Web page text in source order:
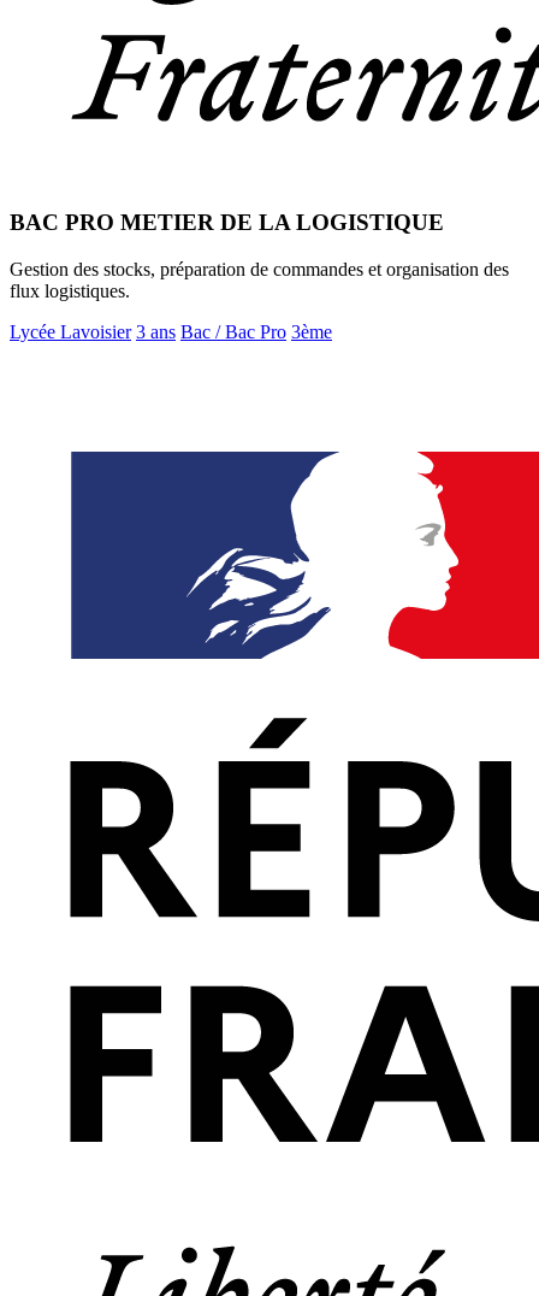
BAC PRO METIER DE LA LOGISTIQUE
Gestion des stocks, préparation de commandes et organisation des
flux logistiques.
Lycée Lavoisier 3 ans Bac / Bac Pro 3ème